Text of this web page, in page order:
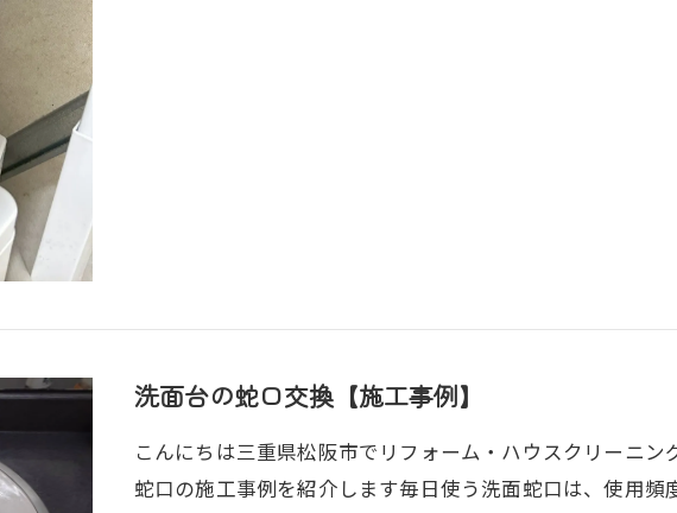
洗面台の蛇口交換【施工事例】
こんにちは三重県松阪市でリフォーム・ハウスクリーニ
蛇口の施工事例を紹介します毎日使う洗面蛇口は、使用